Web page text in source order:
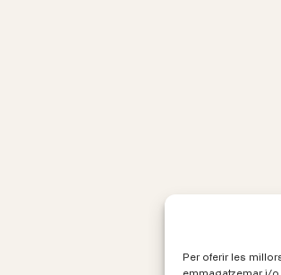
Per oferir les